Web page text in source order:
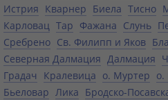
Истрия Кварнер Биела Тисно
Карловац Тар Фажана Слунь
Сребрено Св. Филипп и Яков
Северная Далмация Далмация
Градач
Кралевица о. Муртер
Бьеловар Лика Бродско-